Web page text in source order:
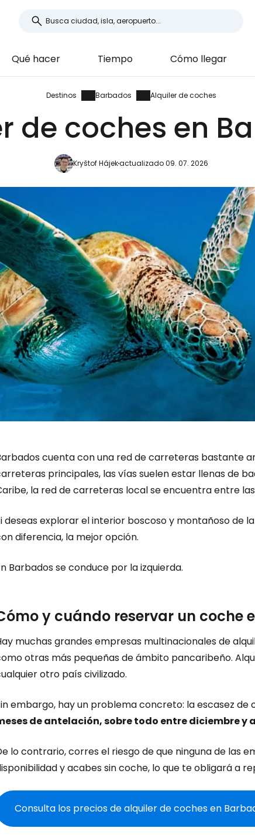
Qué hacer Tiempo Cómo llegar
Destinos Barbados Alquiler de coches
de coches en
Kryštof Hájekactualizado 09. 07. 2026
cuenta con una red de carreteras bastante
principales, las vías suelen estar llenas de
la red de carreteras local se encuentra entre
deseas explorar el interior boscoso y montañoso de
diferencia, la mejor opción.
Barbados se conduce por la izquierda.
y cuándo reservar un coche
muchas grandes empresas multinacionales de
otras más pequeñas de ámbito pancaribeño.
otro país civilizado.
embargo, hay un problema concreto: la escasez de
de antelación, sobre todo entre diciembre y
lo contrario, corres el riesgo de que ninguna de las
y acabes sin coche, lo que te obligará a
Consulta los precios de alquiler de coches en